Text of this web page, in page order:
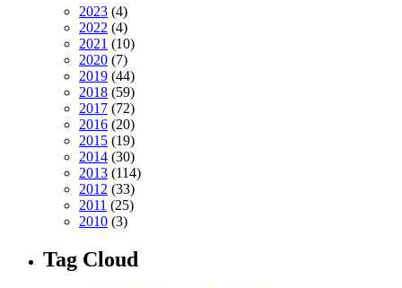
2023 (4)
2022 (4)
2021 (10)
2020 (7)
2019 (44)
2018 (59)
2017 (72)
2016 (20)
2015 (19)
2014 (30)
2013 (114)
2012 (33)
2011 (25)
2010 (3)
Tag Cloud